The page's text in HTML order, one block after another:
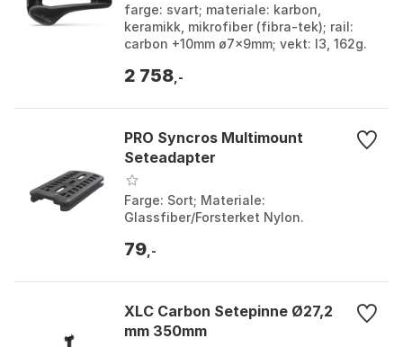
farge: svart; materiale: karbon,
keramikk, mikrofiber (fibra-tek); rail:
carbon +10mm ø7x9mm; vekt: l3, 162g.
2 758 ,-
PRO Syncros Multimount
Seteadapter
Farge: Sort; Materiale:
Glassfiber/Forsterket Nylon.
79 ,-
XLC Carbon Setepinne Ø27,2
mm 350mm